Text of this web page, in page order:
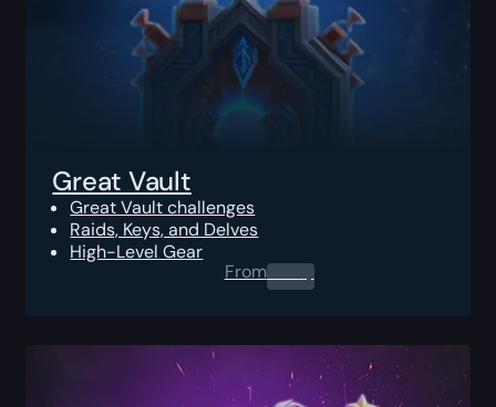
Great Vault
Great Vault challenges
Raids, Keys, and Delves
High-Level Gear
From0.00$